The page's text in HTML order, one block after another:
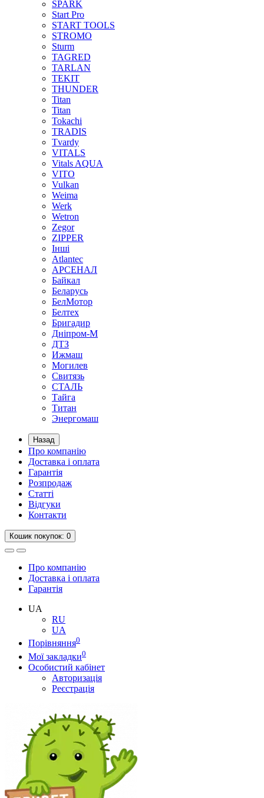
SPARK
Start Pro
START TOOLS
STROMO
Sturm
TAGRED
TARLAN
TEKIT
THUNDER
Titan
Titan
Tokachi
TRADIS
Tvardy
VITALS
Vitals AQUA
VITO
Vulkan
Weima
Werk
Wetron
Zegor
ZIPPER
Інші
Аtlantec
АРСЕНАЛ
Байкал
Беларусь
БелМотор
Белтех
Бригадир
Дніпром-М
ДТЗ
Ижмаш
Могилев
Свитязь
СТАЛЬ
Тайга
Титан
Энергомаш
Назад
Про компанію
Доставка і оплата
Гарантія
Розпродаж
Статті
Відгуки
Контакти
Кошик покупок: 0
Про компанію
Доставка і оплата
Гарантія
UA
RU
UA
Порівняння0
Мої закладки0
Особистий кабінет
Авторизація
Реєстрація